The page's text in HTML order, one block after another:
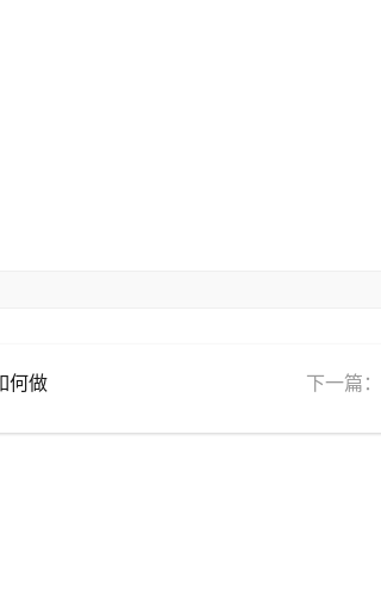
何做 下一篇：